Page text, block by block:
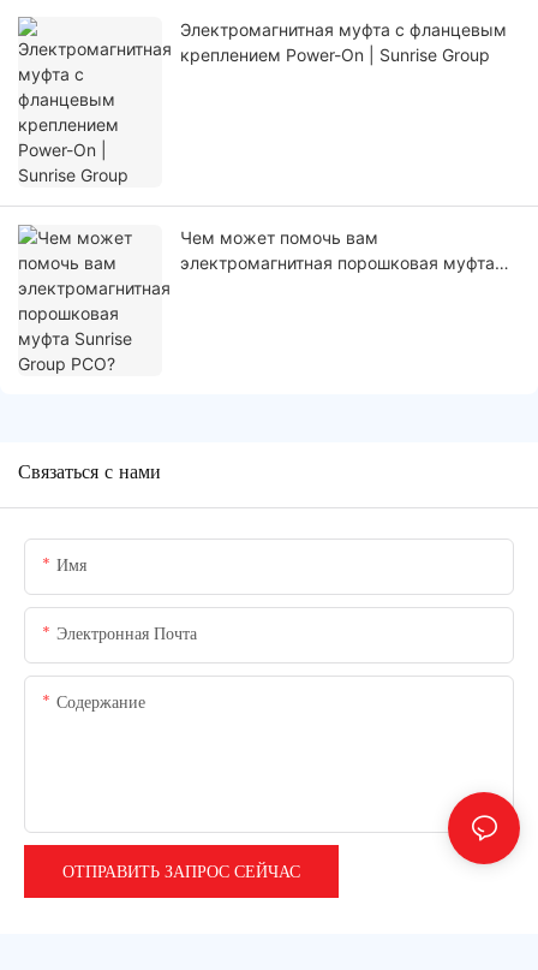
Электромагнитная муфта с фланцевым
креплением Power-On | Sunrise Group
Чем может помочь вам
электромагнитная порошковая муфта
Связаться с нами
Имя
Электронная Почта
Содержание
ОТПРАВИТЬ ЗАПРОС СЕЙЧАС